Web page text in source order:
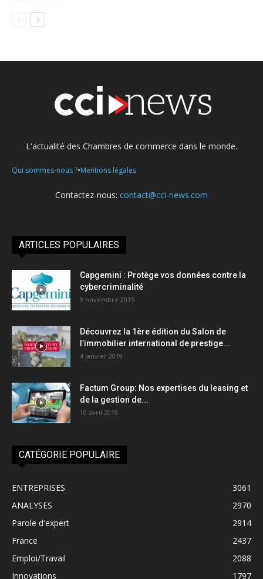
L'actualité des Chambres de commerce dans le monde.
Qui sommes-nous ?•Mentions légales
Contactez-nous: contact@cci-news.com
ARTICLES POPULAIRES
Capgemini : Protège vos données contre la
cybercriminalité
9 novembre 2015
Découvrez la 1ère édition du Salon de
l’immobilier international de prestige...
4 janvier 2019
Factum Group: Nos expertises du leasing et
de la gestion de...
10 avril 2019
CATÉGORIE POPULAIRE
ENTREPRISES
3061
ANALYSES
2970
Parole d'expert
2914
France
2437
Emploi/Travail
2088
Innovations
1797